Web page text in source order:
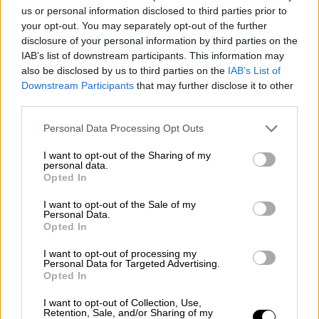
us or personal information disclosed to third parties prior to
your opt-out. You may separately opt-out of the further
disclosure of your personal information by third parties on the
IAB’s list of downstream participants. This information may
also be disclosed by us to third parties on the IAB’s List of
Downstream Participants that may further disclose it to other
Please note that this website/app uses one or more Google
not limited to your visit or usage behaviour. You may click to
grant or deny consent to Google and its third-party tags to
use your data for below specified purposes in below Google
consent section.
Personal Data Processing Opt Outs
I want to opt-out of the Sharing of my
personal data.
Opted In
I want to opt-out of the Sale of my
Personal Data.
Opted In
I want to opt-out of processing my
Personal Data for Targeted Advertising.
Opted In
I want to opt-out of Collection, Use,
Retention, Sale, and/or Sharing of my
Πολιτισμός|06.06.2025 15:15
Βασίλης Παπαβασιλείου: Ο ιππότης
της σκηνής που δίδαξε τη ζωή μέσα
από το θέατρο
Η ζωή ενός σπάνιου καλλιτέχνη
Λίγο μετά τις 11 το πρωί της Τετάρτης
(11/06) συγγενείς, φίλοι, πρώην συνεργάτες
αλλά και απλός κόσμος βρέθηκε στην
εκκλησία των Αθηνών όπου τελέστηκε και η
νεκρώσιμος ακολουθία του αείμνηστου
καλλιτέχνη.Η ταφή του θα πραγματοποιηθεί